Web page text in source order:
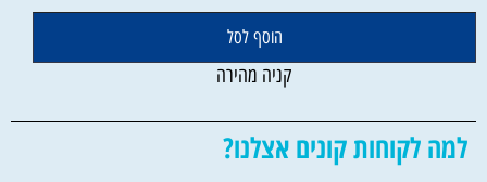
הוסף לסל
קניה מהירה
למה לקוחות קונים אצלנו?